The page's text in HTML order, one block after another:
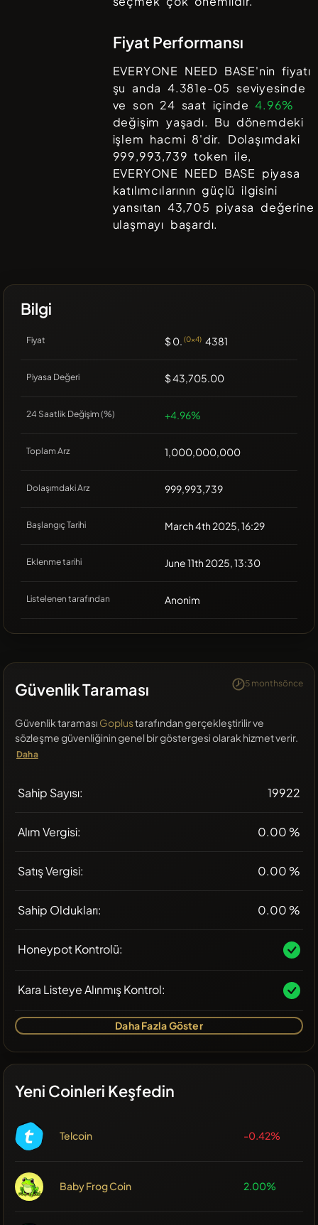
Fiyat Performansı
EVERYONE NEED BASE'nin fiyatı
şu anda4.381e-05 seviyesinde
ve son 24 saat içinde4.96%
değişim yaşadı. Bu dönemdeki
işlem hacmi 8'dir. Dolaşımdaki
999,993,739token ile,
EVERYONE NEED BASE piyasa
katılımcılarının güçlü ilgisini
yansıtan 43,705 piyasa değerine
ulaşmayı başardı.
Bilgi
Fiyat $ 0. (0x4) 4381
Piyasa Değeri $ 43,705.00
24 Saatlik Değişim (%) +4.96%
Toplam Arz 1,000,000,000
Dolaşımdaki Arz 999,993,739
Başlangıç Tarihi March 4th 2025, 16:29
Eklenme tarihi June 11th 2025, 13:30
Listelenen tarafından Anonim
Güvenlik Taraması 5 monthsönce
Güvenlik taraması Goplustarafından gerçekleştirilir ve
sözleşme güvenliğinin genel bir göstergesi olarak hizmet verir.
Daha
Sahip Sayısı: 19922
Alım Vergisi: 0.00 %
Satış Vergisi: 0.00 %
Sahip Oldukları: 0.00 %
Honeypot Kontrolü:
Kara Listeye Alınmış Kontrol:
Daha Fazla Göster
Yeni Coinleri Keşfedin
Telcoin -0.42%
Baby Frog Coin 2.00%